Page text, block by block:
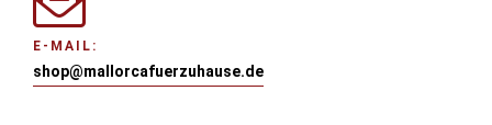
E-MAIL:
shop@mallorcafuerzuhause.de